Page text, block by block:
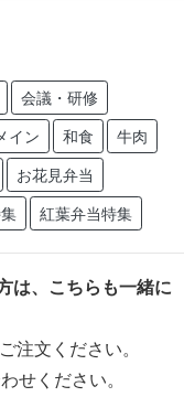
会議・研修
イン 和食 牛肉
お花見弁当
紅葉弁当特集
は、こちらも一緒に
ご注文ください。
せください。